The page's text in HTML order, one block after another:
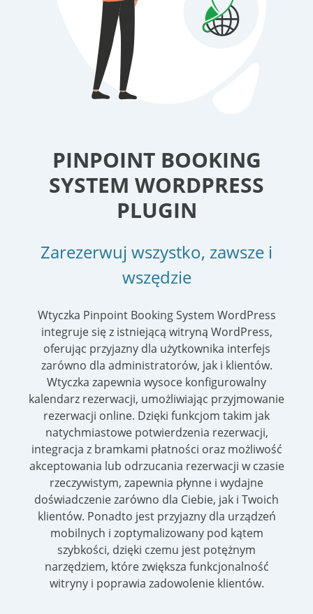
PINPOINT BOOKING
SYSTEM WORDPRESS
PLUGIN
Zarezerwuj wszystko, zawsze i
wszędzie
Wtyczka Pinpoint Booking System WordPress
integruje się z istniejącą witryną WordPress,
oferując przyjazny dla użytkownika interfejs
zarówno dla administratorów, jak i klientów.
Wtyczka zapewnia wysoce konfigurowalny
kalendarz rezerwacji, umożliwiając przyjmowanie
rezerwacji online. Dzięki funkcjom takim jak
natychmiastowe potwierdzenia rezerwacji,
integracja z bramkami płatności oraz możliwość
akceptowania lub odrzucania rezerwacji w czasie
rzeczywistym, zapewnia płynne i wydajne
doświadczenie zarówno dla Ciebie, jak i Twoich
klientów. Ponadto jest przyjazny dla urządzeń
mobilnych i zoptymalizowany pod kątem
szybkości, dzięki czemu jest potężnym
narzędziem, które zwiększa funkcjonalność
witryny i poprawia zadowolenie klientów.